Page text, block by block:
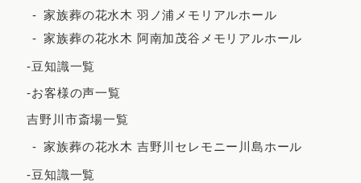
2023年1月
2022年12月
家族葬の花水木 羽ノ浦メモリアルホール
家族葬の花水木 阿南加茂谷メモリアルホール
-豆知識一覧
-お客様の声一覧
吉野川市斎場一覧
家族葬の花水木 吉野川セレモニー川島ホール
-豆知識一覧